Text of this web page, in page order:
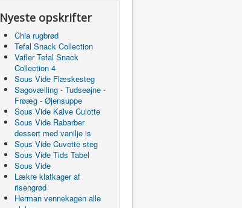
Nyeste opskrifter
Chia rugbrød
Tefal Snack Collection
Vafler Tefal Snack
Collection 4
Sous Vide Flæskesteg
Sagovælling - Tudseøjne -
Frøæg - Øjensuppe
Sous Vide Kalve Culotte
Sous Vide Rabarber
dessert med vanilje is
Sous Vide Cuvette steg
Sous Vide Tids Tabel
Sous Vide
Lækre klatkager af
risengrød
Herman vennekagen alle